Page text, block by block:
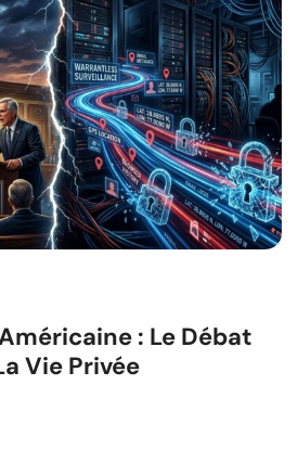
: Le Débat
Vie Privée